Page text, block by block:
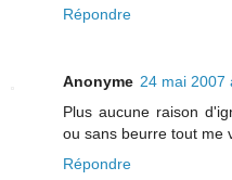
Répondre
Anonyme 24 mai 2007
Plus aucune raison
ou sans beurre tout me
Répondre